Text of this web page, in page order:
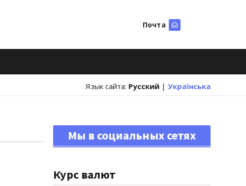
Почта
Язык сайта: Русский | Українська
Мы в социальных сетях
Курс валют